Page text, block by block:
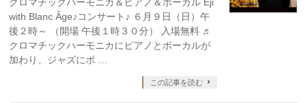
with Blanc Âge♪コンサート♪ ６月９日（日）午
後２時～ （開場 午後１時３０分） 入場無料 ♬
クロマチックハーモニカにピアノとボーカルが
加わり、ジャズにポ …
この記事を読む